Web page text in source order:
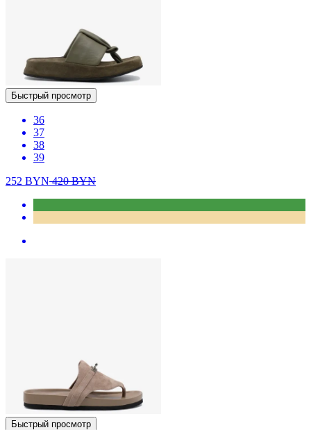
Быстрый просмотр
36
37
38
39
252 BYN420BYN
Быстрый просмотр